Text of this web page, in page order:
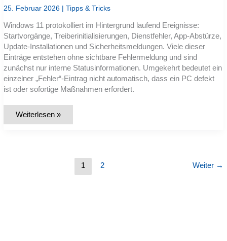
25. Februar 2026 |Tipps & Tricks
Windows 11 protokolliert im Hintergrund laufend Ereignisse:
Startvorgänge, Treiberinitialisierungen, Dienstfehler, App-Abstürze,
Update-Installationen und Sicherheitsmeldungen. Viele dieser
Einträge entstehen ohne sichtbare Fehlermeldung und sind
zunächst nur interne Statusinformationen. Umgekehrt bedeutet ein
einzelner „Fehler“-Eintrag nicht automatisch, dass ein PC defekt
ist oder sofortige Maßnahmen erfordert.
Wo
Weiterlesen »
1 2 Weiter →